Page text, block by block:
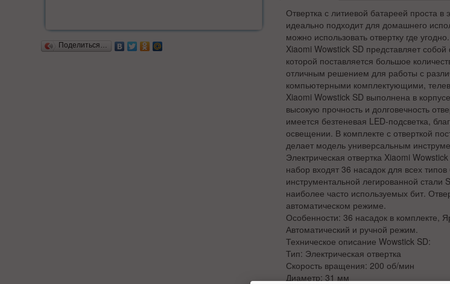
Поделиться…
Отвертка с литиевой батареей проста в
идеально подходит для домашнего
можно использовать отвертку где угодно.
Xiaomi Wowstick SD представляет
которой поставляется большое
отличным решением для работы с
компьютерными комплектующими,
Xiaomi Wowstick SD выполнена в
высокую прочность и долговечность
имеется безтеневая LED-подсветка,
освещении. В комплекте с отверткой
делает модель универсальным
Электрическая отвертка Xiaomi
набор входят 36 насадок для всех
инструментальной легированной
наиболее часто используемых бит.
автоматическом режиме.
Особенности: 36 насадок в комплекте,
Автоматический и ручной режим.
Техническое описание Wowstick SD:
Тип: Электрическая отвертка
Скорость вращения: 200 об/мин
Диаметр: 31 мм